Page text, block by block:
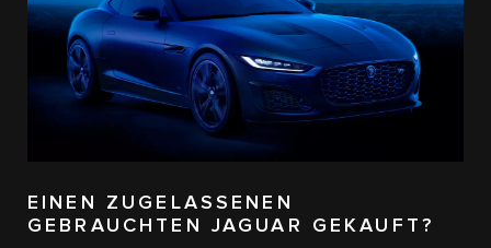
EINEN ZUGELASSENEN
GEBRAUCHTEN JAGUAR GEKAUFT?